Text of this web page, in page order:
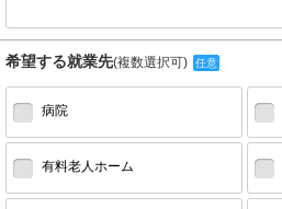
希望する就業先(複数選択可) 任意
病院
有料老人ホーム